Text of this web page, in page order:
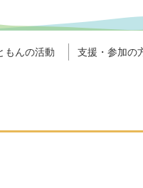
もんの活動 支援・参加の